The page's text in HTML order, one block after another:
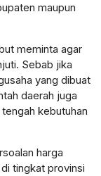
maupun
meminta agar
Sebab jika
yang dibuat
daerah juga
kebutuhan
harga
tingkat provinsi